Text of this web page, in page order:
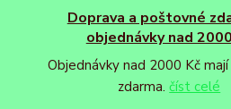
Doprava a poštovné
objednávky nad
Objednávky nad 2000 Kč
zdarma.číst celé